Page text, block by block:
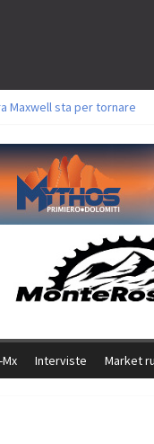
Maxwell sta per tornare
per Ghibaudo,
Brianza: l’ultima
Relay firma il secondo
Interviste Market